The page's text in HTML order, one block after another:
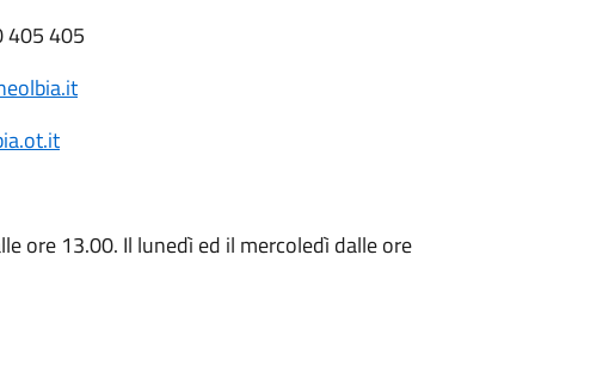
405 405
ore 13.00. Il lunedì ed il mercoledì dalle ore